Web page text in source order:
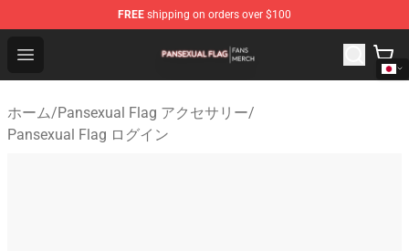
FREE shipping on orders over $100
Open menu
Pansexual Flag Shop - Official Pansexual Flag
ホーム/Pansexual Flag アクセサリー/
Pansexual Flag ログイン